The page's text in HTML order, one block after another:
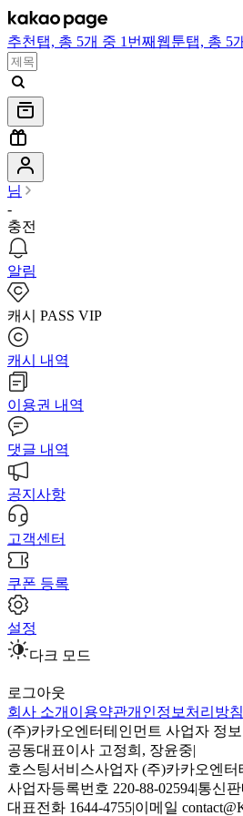
추천 탭, 총 5개 중 1번째 웹툰탭, 총 5
님
-
충전
알림
캐시 PASS VIP
캐시 내역
이용권 내역
댓글 내역
공지사항
고객센터
쿠폰 등록
설정
다크 모드
로그아웃
회사 소개 이용약관개인정보처리방침
(주)카카오엔터테인먼트 사업자 정보
공동대표이사 고정희, 장윤중|
호스팅서비스사업자 (주)카카오엔터
사업자등록번호 220-88-02594|통신
대표전화 1644-4755|이메일